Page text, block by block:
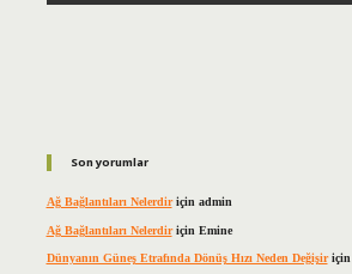
Son yorumlar
Ağ Bağlantıları Nelerdiriçin admin
Ağ Bağlantıları Nelerdiriçin Emine
Dünyanın Güneş Etrafında Dönüş Hızı Neden Değişiriçin